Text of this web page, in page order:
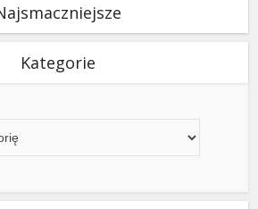
Kategorie